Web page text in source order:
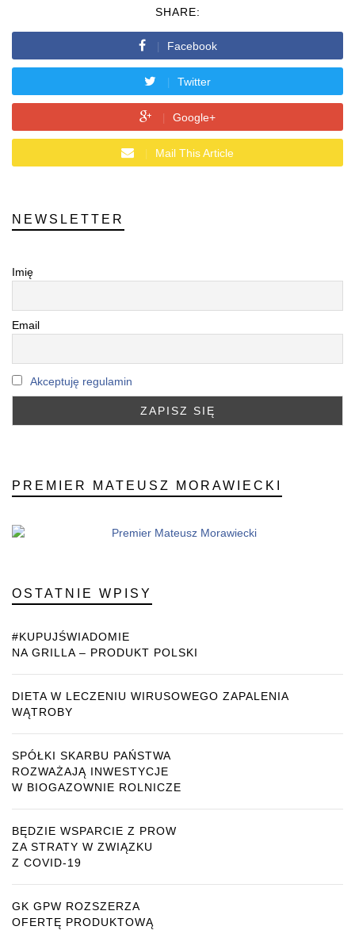
SHARE:
Facebook
Twitter
Google+
Mail This Article
NEWSLETTER
Imię
Email
Akceptuję regulamin
PREMIER MATEUSZ MORAWIECKI
OSTATNIE WPISY
#KUPUJŚWIADOMIE
NA GRILLA – PRODUKT POLSKI
DIETA W LECZENIU WIRUSOWEGO ZAPALENIA
WĄTROBY
SPÓŁKI SKARBU PAŃSTWA
ROZWAŻAJĄ INWESTYCJE
W BIOGAZOWNIE ROLNICZE
BĘDZIE WSPARCIE Z PROW
ZA STRATY W ZWIĄZKU
Z COVID-19
GK GPW ROZSZERZA
OFERTĘ PRODUKTOWĄ